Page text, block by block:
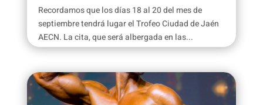
Recordamos que los días 18 al 20 del mes de
septiembre tendrá lugar el Trofeo Ciudad de Jaén
AECN. La cita, que será albergada en las...